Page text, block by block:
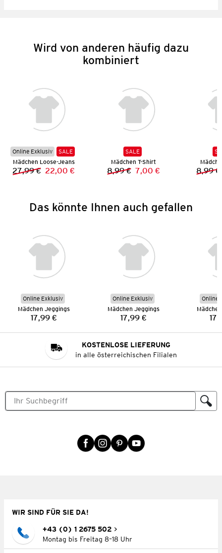
Wird von anderen häufig dazu
kombiniert
Online Exklusiv
SALE
Mädchen Loose-Jeans
Vorheriger Preis:
27,99 € Neuer Preis:
22,00 €
SALE
Mädchen T-Shirt
Vorheriger Preis:
8,99 € Neuer Preis:
7,00 € 8,99 €
Das könnte Ihnen auch gefallen
Online Exklusiv
Mädchen Jeggings
Preis:
17,99 €
Online Exklusiv
Mädchen Jeggings
Preis:
17,99 €
Online
KOSTENLOSE LIEFERUNG
in alle österreichischen Filialen
WIR SIND FÜR SIE DA!
+43 (0) 1 2675 502
Montag bis Freitag 8–18 Uhr